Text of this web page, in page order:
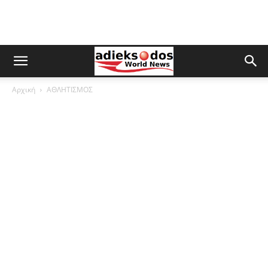
Αρχική ΑΘΛΗΤΙΣΜΟΣ